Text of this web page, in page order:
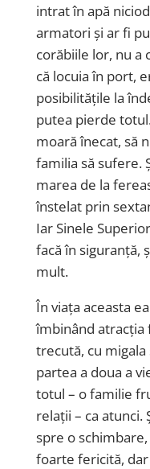
intrat în apă
armatori și ar fi
corăbiile lor, nu a
că locuia în port,
posibilitățile la
putea pierde
moară înecat, să
familia să sufere.
marea de la
înstelat prin
Iar Sinele
facă în siguranță,
mult.
În viața aceasta
îmbinând atracția
trecută, cu
partea a doua a
totul – o familie
relații – ca atunci.
spre o
foarte fericită,